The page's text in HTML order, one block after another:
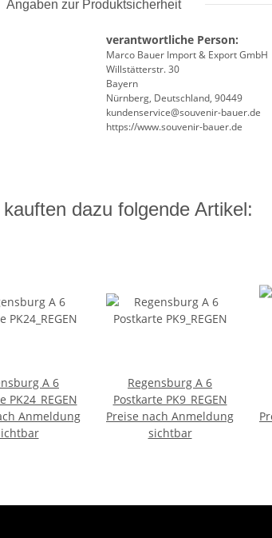
Angaben zur Produktsicherheit
verantwortliche Person:
Marco Bauer Import & Export GmbH
Willstätterstr. 30
Bayern
Nürnberg, Deutschland, 90449
kundenservice@souvenir-bauer.de
https://www.souvenir-bauer.de
dazu folgende Artikel:
A 6
PK24_REGEN
Anmeldung
Regensburg A 6
Postkarte PK9_REGEN
Preise nach Anmeldung
sichtbar